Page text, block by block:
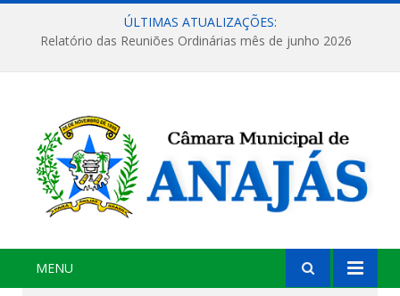
ÚLTIMAS ATUALIZAÇÕES:
Relatório das Reuniões Ordinárias mês de junho 2026
MENU